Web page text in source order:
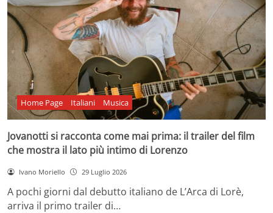
Home Page Italiani Musica
Jovanotti si racconta come mai prima: il trailer del film
che mostra il lato più intimo di Lorenzo
Ivano Moriello 29 Luglio 2026
A pochi giorni dal debutto italiano de L’Arca di Lorè,
arriva il primo trailer di…